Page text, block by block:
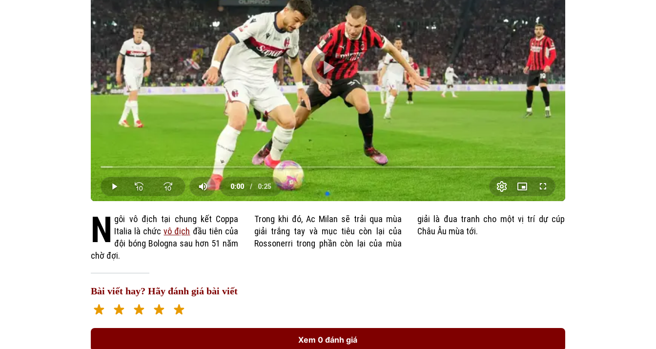
Play
Video
Loaded:
2.67%
Play Mute
Current
Time
0:00
/
Duration
0:25
Picture-
in-
Fullscreen
N gôi vô địch tại chung kết Coppa
Italia là chứcvô địch đầu tiên của
đội bóng Bologna sau hơn 51 năm
chờ đợi.
Trong khi đó, Ac Milan sẽ trải qua mùa
giải trắng tay và mục tiêu còn lại của
Rossonerri trong phần còn lại của mùa
giải là đua tranh cho một vị trí dự cúp
Châu Âu mùa tới.
Bài viết hay? Hãy đánh giá bài viết
Xem 0 đánh giá